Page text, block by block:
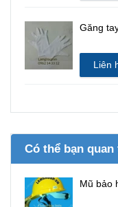
Găng
Liên
Có thể bạn quan
Mũ bảo